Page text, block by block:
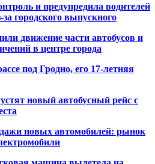
и предупредила водителей
городского выпускного
движение части автобусов и
в центре города
под Гродно, его 17-летняя
новый автобусный рейс с
новых автомобилей: рынок